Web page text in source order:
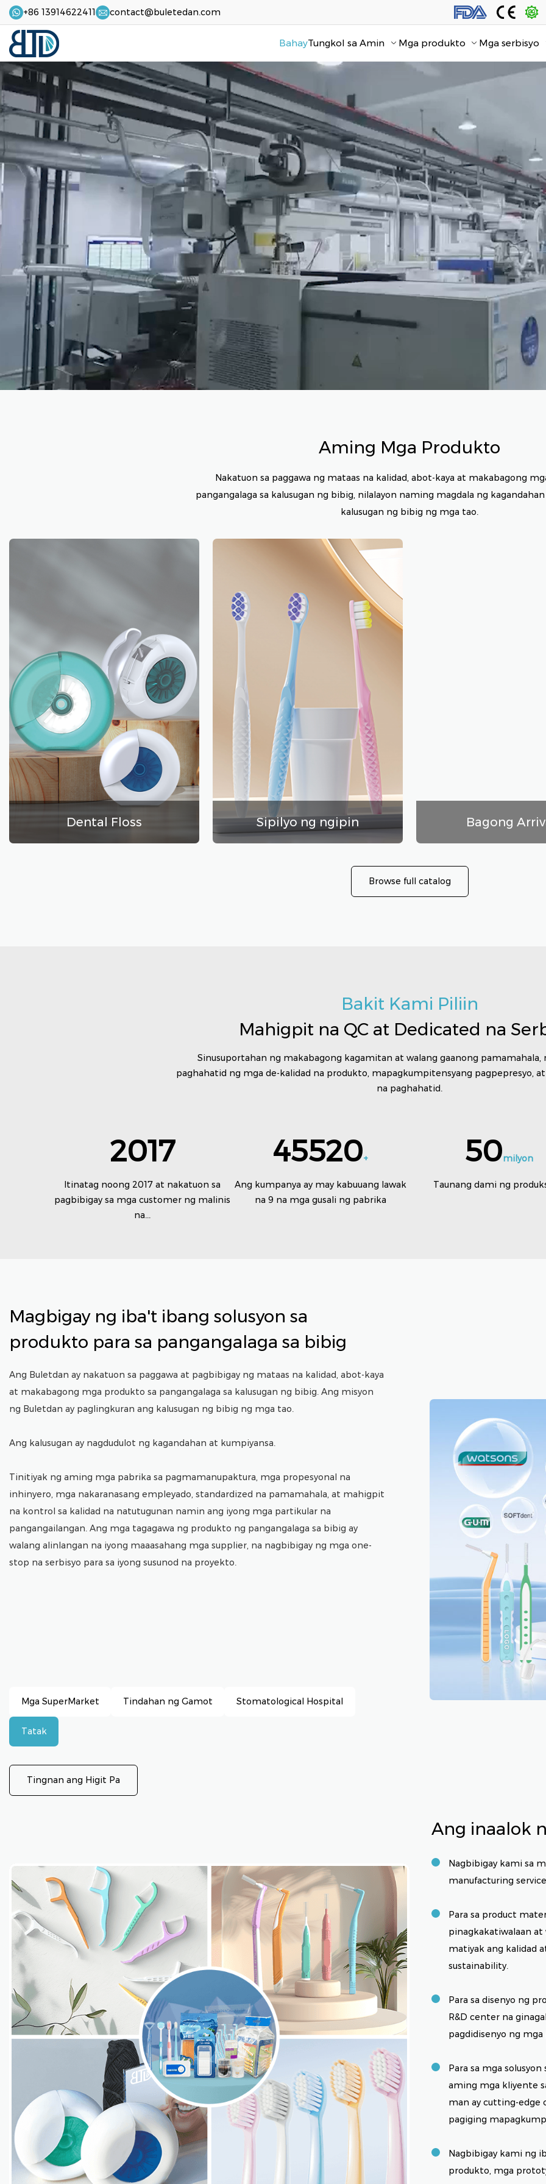
+86 13914622411 contact@buletedan.com
BahayTungkol sa Amin Mga produkto Mga serbisyo
Aming Mga Produkto
Nakatuon sa paggawa ng mataas na kalidad, abot-kaya at makabagong
pangangalaga sa kalusugan ng bibig, nilalayon naming magdala ng
kalusugan ng bibig ng mga tao.
Dental Floss Sipilyo ng ngipin Bagong
Browse full catalog
Bakit Kami Piliin
Mahigpit na QC at Dedicated na
Sinusuportahan ng makabagong kagamitan at walang gaanong pamamahala,
paghahatid ng mga de-kalidad na produkto, mapagkumpitensyang pagpepresyo,
na paghahatid.
2017
Itinatag noong 2017 at nakatuon sa
pagbibigay sa mga customer ng malinis
na...
45520+
Ang kumpanya ay may kabuuang lawak
na 9 na mga gusali ng pabrika
50milyon
Taunang dami ng
Magbigay ng iba't ibang solusyon sa
produkto para sa pangangalaga sa bibig
Ang Buletdan ay nakatuon sa paggawa at pagbibigay ng mataas na kalidad, abot-kaya
at makabagong mga produkto sa pangangalaga sa kalusugan ng bibig. Ang misyon
ng Buletdan ay paglingkuran ang kalusugan ng bibig ng mga tao.
Ang kalusugan ay nagdudulot ng kagandahan at kumpiyansa.
Tinitiyak ng aming mga pabrika sa pagmamanupaktura, mga propesyonal na
inhinyero, mga nakaranasang empleyado, standardized na pamamahala, at mahigpit
na kontrol sa kalidad na natutugunan namin ang iyong mga partikular na
pangangailangan. Ang mga tagagawa ng produkto ng pangangalaga sa bibig ay
walang alinlangan na iyong maaasahang mga supplier, na nagbibigay ng mga one-
stop na serbisyo para sa iyong susunod na proyekto.
solusyon, tinutulungan namin
magkakatulad na kompetisyon,
kalusugan ng bibig, at manguna
Ginagawa ng Buletdan ang
punto para sa isang malusog na
bilang aming puwersang
mag-evolve mula sa mga
platform para sa malusog na
lamang ang toothpaste at
pangangalaga na napatunayan
supermarket kundi pati na rin
sa kalusugan ng pamilya.
Mga SuperMarket Tindahan ng Gamot Stomatological Hospital
Tatak
Tingnan ang Higit Pa
Ang inaalok
Nagbibigay kami sa
manufacturing
Para sa product
pinagkakatiwalaan
matiyak ang kalidad
sustainability.
Para sa disenyo ng
R&D center na
pagdidisenyo ng
Para sa mga
aming mga kliyente
man ay cutting-edge
pagiging
Nagbibigay kami ng
produkto, mga